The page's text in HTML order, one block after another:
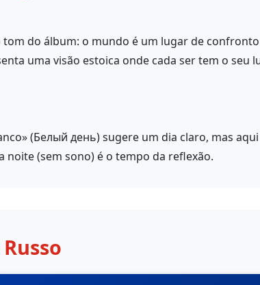
tom do álbum: o mundo é um lugar de
uma visão estoica onde cada ser tem o
(Белый день) sugere um dia claro, mas
noite (sem sono) é o tempo da reflexão.